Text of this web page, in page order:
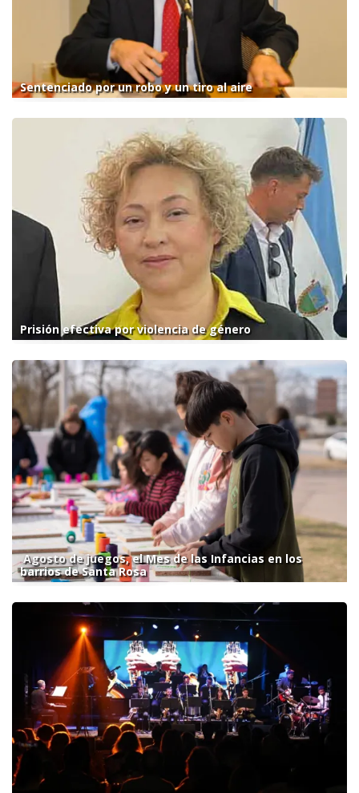
Sentenciado por un robo y un tiro al aire
Prisión efectiva por violencia de género
Agosto de juegos, el Mes de las Infancias en los
barrios de Santa Rosa